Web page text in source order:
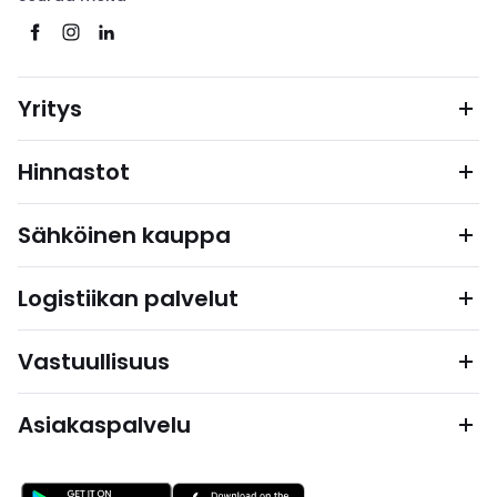
Yritys
Hinnastot
Sähköinen kauppa
Logistiikan palvelut
Vastuullisuus
Asiakaspalvelu